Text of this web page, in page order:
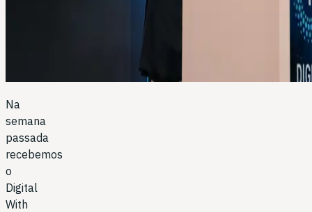
Na
semana
passada
recebemos
o
Digital
With